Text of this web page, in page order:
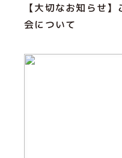
【大切なお知らせ
会について